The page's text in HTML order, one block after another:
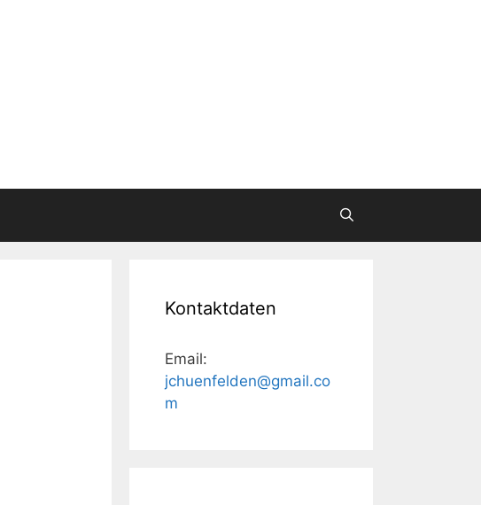
Kontaktdaten
Email:
jchuenfelden@gmail.co
m